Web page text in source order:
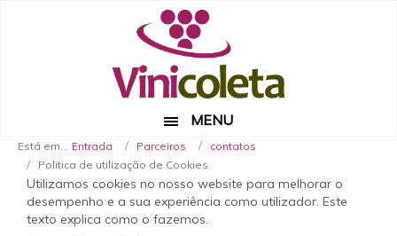
MENU
Está em... Entrada Parceiros
contatos
Politica de utilização de Cookies
Utilizamos cookies no nosso website para melhorar o
desempenho e a sua experiência como utilizador. Este
texto explica como o fazemos.